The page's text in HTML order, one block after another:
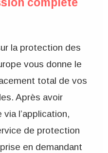
complète
la protection des
vous donne le
total de vos
Après avoir
l’application,
de protection
en demandant